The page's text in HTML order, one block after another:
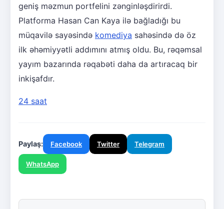
geniş məzmun portfelini zənginləşdirirdi.
Platforma Hasan Can Kaya ilə bağladığı bu
müqavilə sayəsində komediya sahəsində də öz
ilk əhəmiyyətli addımını atmış oldu. Bu, rəqəmsal
yayım bazarında rəqabəti daha da artıracaq bir
inkişafdır.
24 saat
Paylaş: Facebook Twitter Telegram
WhatsApp